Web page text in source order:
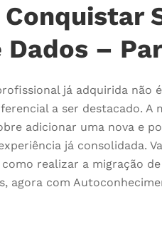
Dados –
já adquirida não
a ser destacado. A
adicionar uma nova e
já consolidada.
realizar a migração
agora com